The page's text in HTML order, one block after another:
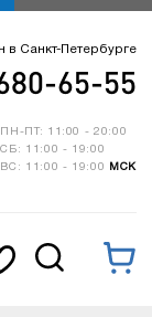
ПН-ПТ: 11:00 - 20:00
СБ: 11:00 - 19:00
ВС: 11:00 - 19:00
МСК
в Санкт-Петербурге
65-55